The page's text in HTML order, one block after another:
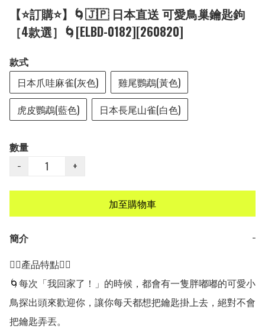
【⭐訂購⭐】🌀🇯🇵 日本直送 可愛鳥巢鑰匙鉤
［4款選］🌀[ELBD-0182][260820]
款式
日本爪哇麻雀(灰色)
雞尾鸚鵡(黃色)
虎皮鸚鵡(藍色)
日本長尾山雀(白色)
數量
−
+
加至購物車
簡介
−
👍🏻產品特點👍🏻
🌀每次「我回家了！」的時候，都會有一隻胖嘟嘟的可愛小
鳥探出頭來歡迎你，讓你每天都想把鑰匙掛上去，絕對不會
把鑰匙弄丟。